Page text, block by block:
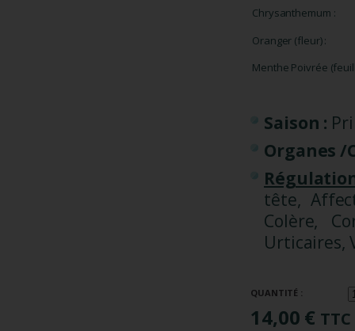
Chrysanthemum :
Oranger (fleur) :
Menthe Poivrée
Saison :
Organes /
tête,
Colère,
Urticaires,
QUANTITÉ :
14,00 € TTC